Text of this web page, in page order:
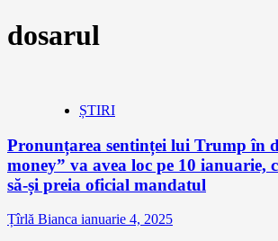
dosarul
ȘTIRI
Pronunțarea sentinței lui Trump în
money” va avea loc pe 10 ianuarie,
să-și preia oficial mandatul
Țîrlă Bianca ianuarie 4, 2025